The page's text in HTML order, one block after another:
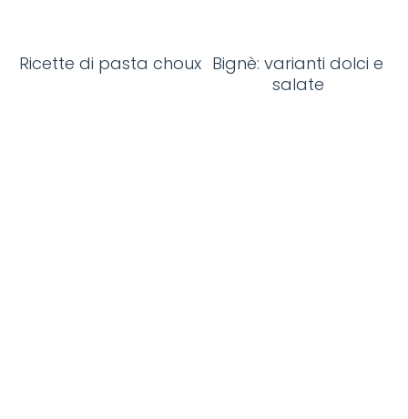
Ricette di pasta choux Bignè: varianti dolci e
salate